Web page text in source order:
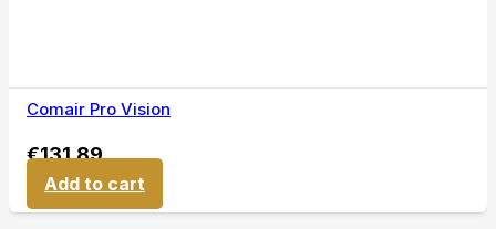
Comair Pro Vision
€131,89
Add to cart